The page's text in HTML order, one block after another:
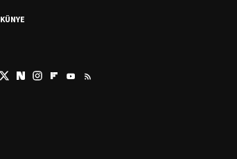
KÜNYE